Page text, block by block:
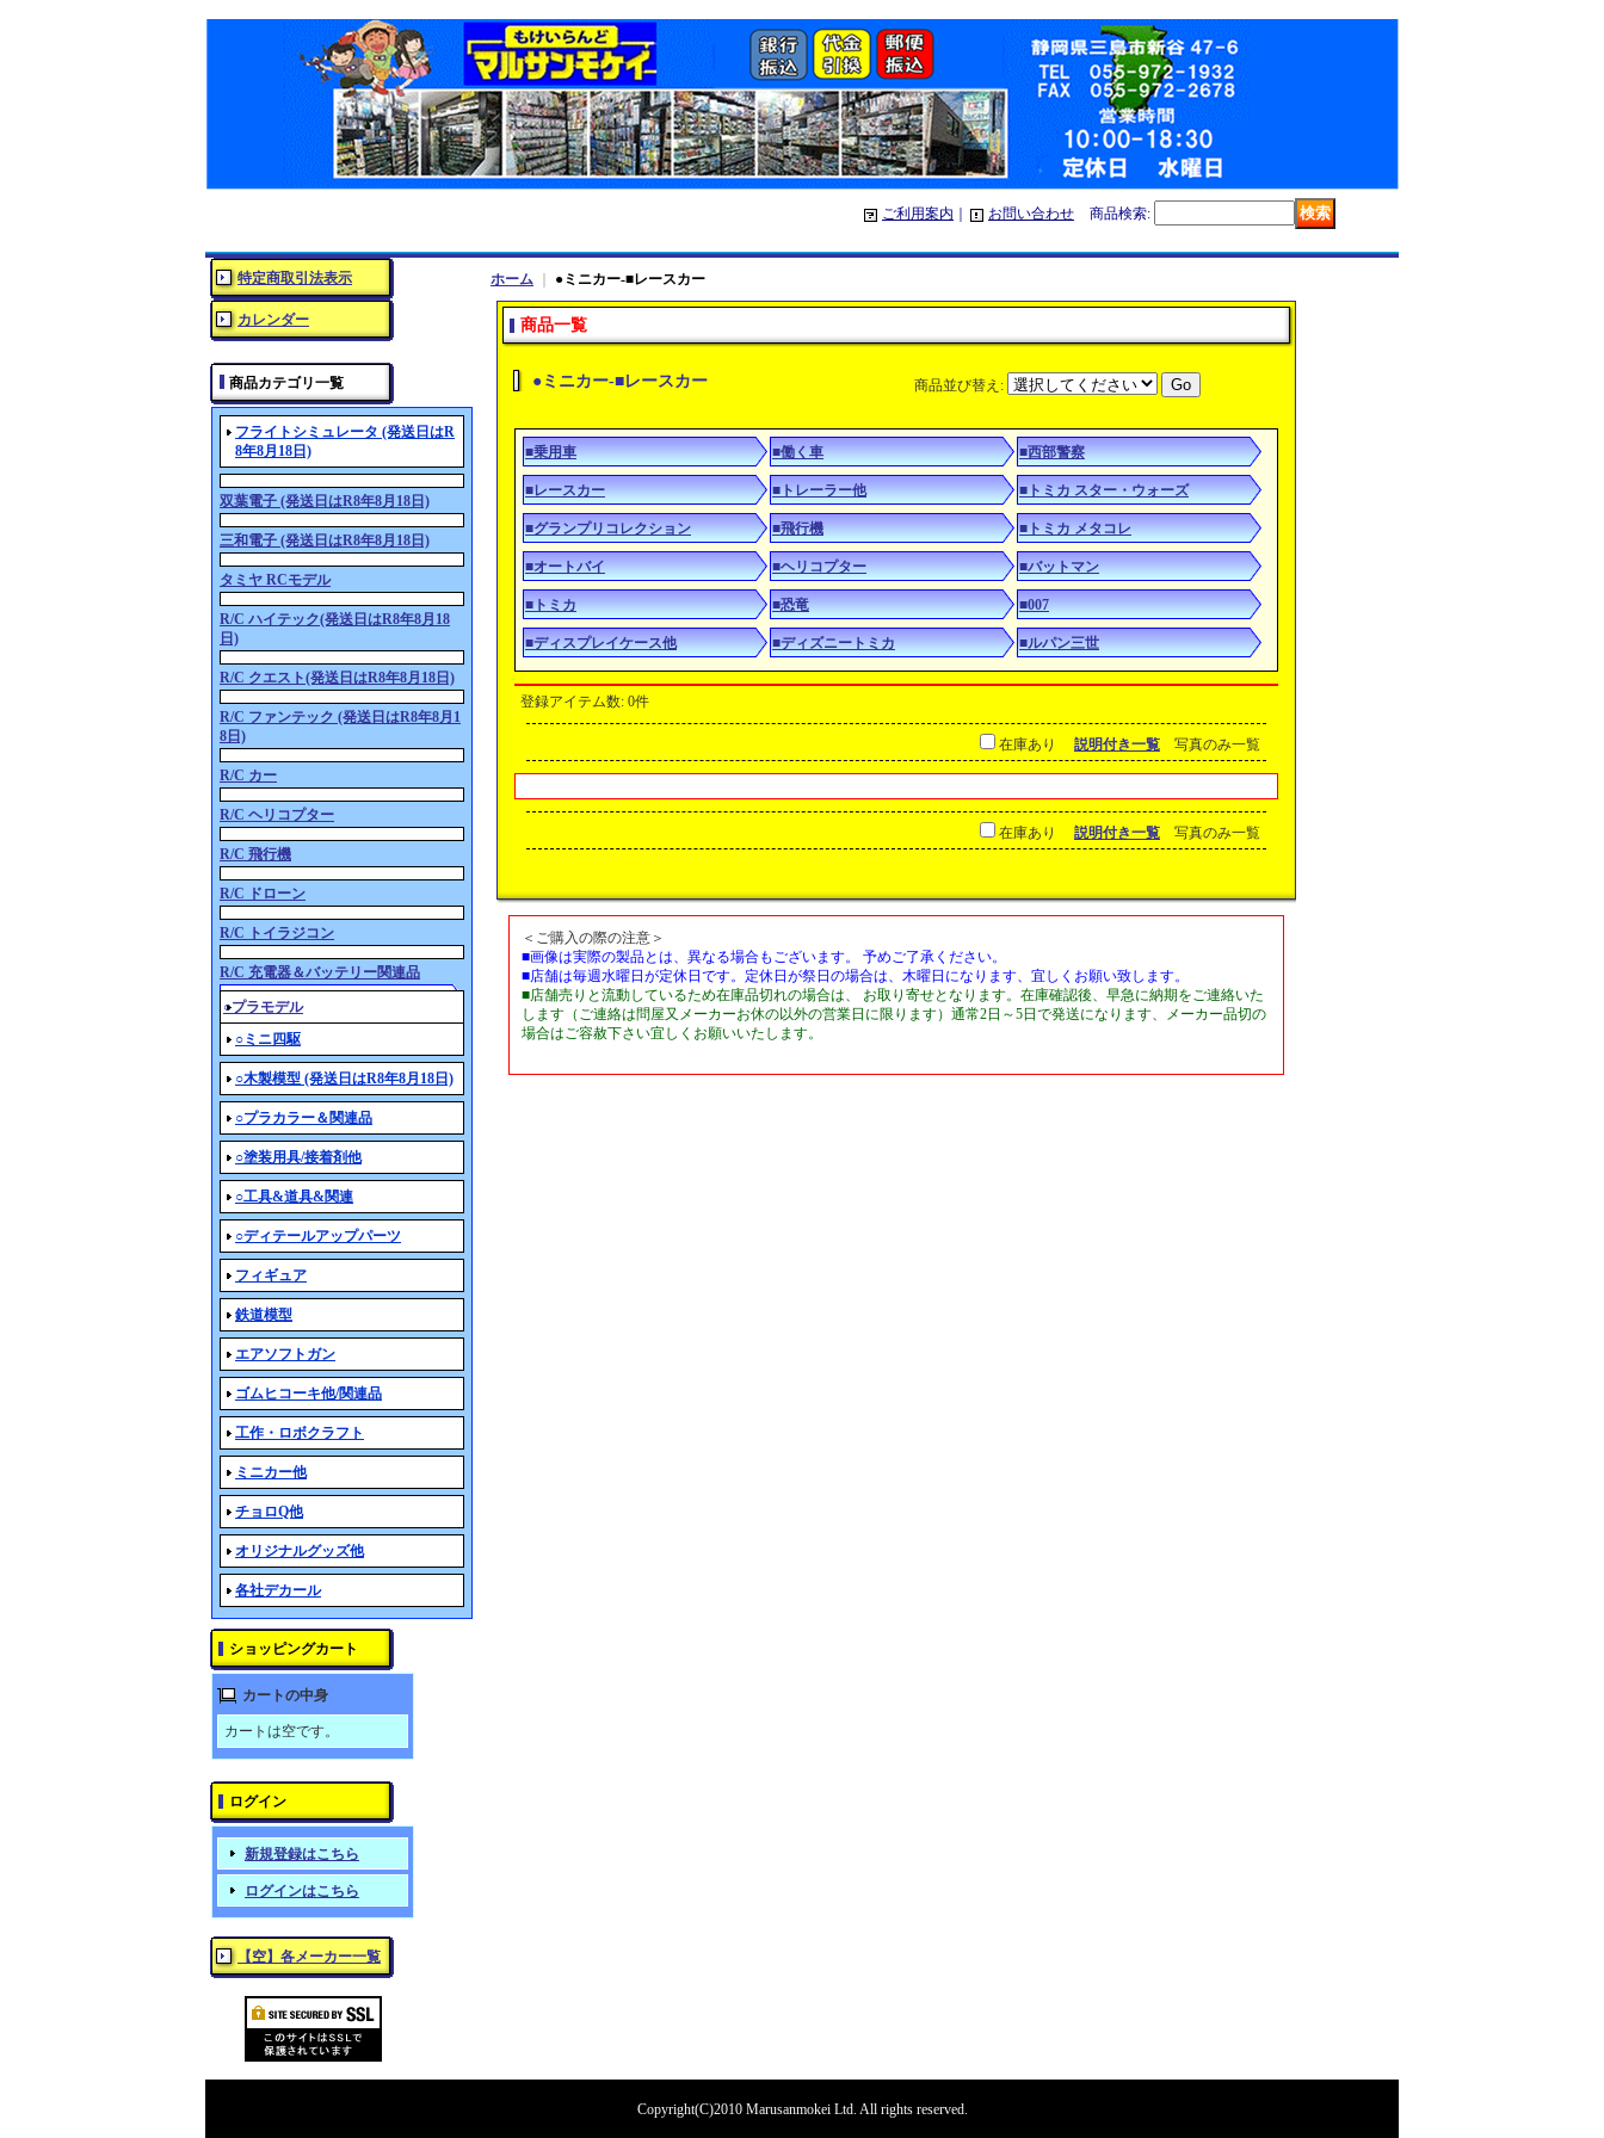
ご利用案内 お問い合わせ 商品検索:
特定商取引法表示
カレンダー
商品カテゴリ一覧
フライトシミュレータ (発送日はR
8年8月18日)
双葉電子 (発送日はR8年8月18日)
三和電子 (発送日はR8年8月18日)
タミヤ RCモデル
R/C ハイテック(発送日はR8年8月18
日)
R/C クエスト(発送日はR8年8月18日)
R/C ファンテック (発送日はR8年8月1
8日)
R/C カー
R/C ヘリコプター
R/C 飛行機
R/C ドローン
R/C トイラジコン
R/C 充電器＆バッテリー関連品
○プラモデル
○ミニ四駆
○木製模型 (発送日はR8年8月18日)
○プラカラー＆関連品
○塗装用具/接着剤他
○工具&道具&関連
○ディテールアップパーツ
フィギュア
鉄道模型
エアソフトガン
ゴムヒコーキ他/関連品
工作・ロボクラフト
ミニカー他
チョロQ他
オリジナルグッズ他
各社デカール
ショッピングカート
カートの中身
カートは空です。
ログイン
新規登録はこちら
ログインはこちら
【空】各メーカー一覧
ホーム ●ミニカー-■レースカー
商品一覧
●ミニカー-■レースカー 商品並び替え :
■乗用車 ■働く車 ■西部警察
■レースカー ■トレーラー他 ■トミカ スター・ウォーズ
■グランプリコレクション ■飛行機 ■トミカ メタコレ
■オートバイ ■ヘリコプター ■バットマン
■トミカ ■恐竜 ■007
■ディスプレイケース他 ■ディズニートミカ ■ルパン三世
登録アイテム数: 0件
在庫あり 説明付き一覧 写真のみ一覧
在庫あり 説明付き一覧 写真のみ一覧
＜ご購入の際の注意＞
■画像は実際の製品とは、異なる場合もございます。 予めご了承ください。
■店舗は毎週水曜日が定休日です。定休日が祭日の場合は、木曜日になります、宜しくお願い致します。
■店舗売りと流動しているため在庫品切れの場合は、 お取り寄せとなります。在庫確認後、早急に納期をご連絡いた
します（ご連絡は問屋又メーカーお休の以外の営業日に限ります）通常2日～5日で発送になります、メーカー品切の
場合はご容赦下さい宜しくお願いいたします。
Copyright(C)2010 Marusanmokei Ltd. All rights reserved.